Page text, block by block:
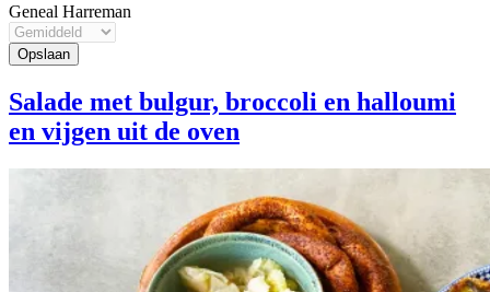
Geneal Harreman
Salade met bulgur, broccoli en halloumi
en vijgen uit de oven